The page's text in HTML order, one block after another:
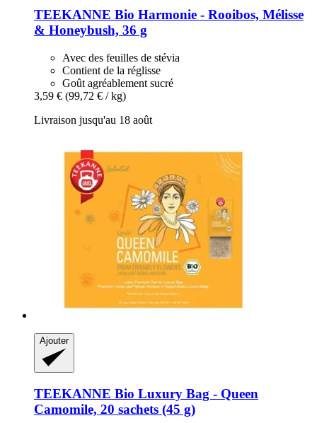
TEEKANNE Bio Harmonie -​ Rooibos, Mélisse
& Honeybush, 36 g
Avec des feuilles de stévia
Contient de la réglisse
Goût agréablement sucré
3,59 € (99,72 € / kg)
Livraison jusqu'au 18 août
Ajouter
TEEKANNE Bio Luxury Bag -​ Queen
Camomile, 20 sachets (45 g)